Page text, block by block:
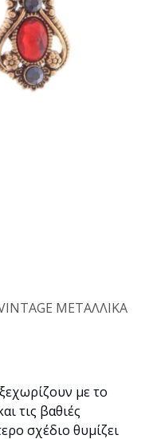
ΜΕΤΑΛΛΙΚΑ
με το
τις βαθιές
σχέδιο θυμίζει